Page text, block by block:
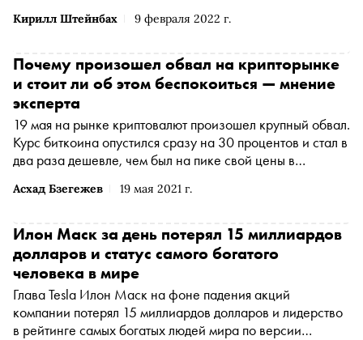
Кирилл Штейнбах 9 февраля 2022 г.
Асхад Бзегежев 19 мая 2021 г.
Почему произошел обвал на крипторынке
и стоит ли об этом беспокоиться — мнение
эксперта
19 мая на рынке криптовалют произошел крупный обвал.
Курс биткоина опустился сразу на 30 процентов и стал в
два раза дешевле, чем был на пике свой цены в
криптобиржи Coinbase временно отключился на фоне
криптобиржи Binance в России Глеб Костарев рассказал
«Снобу», почему произошел обвал на крипторынке и
стоит ли об этом беспокоиться
Илон Маск за день потерял 15 миллиардов
долларов и статус самого богатого
человека в мире
Глава Tesla Илон Маск на фоне падения акций
компании потерял 15 миллиардов долларов и лидерство
в рейтинге самых богатых людей мира по версии